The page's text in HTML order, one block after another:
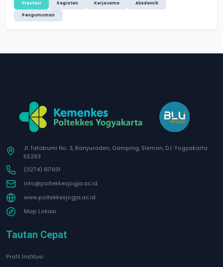
Prestasi Kegiatan Kerjasama Akademik
Pengumuman
Jl. Tatabumi No. 3, Banyuraden, Gamping, Sleman, D.I. Yogyakarta
55293
(0274) 617601
info@poltekkesjogja.ac.id
www.poltekkesjogja.ac.id
Map Lokasi
Tautan Cepat
Profil Institusi